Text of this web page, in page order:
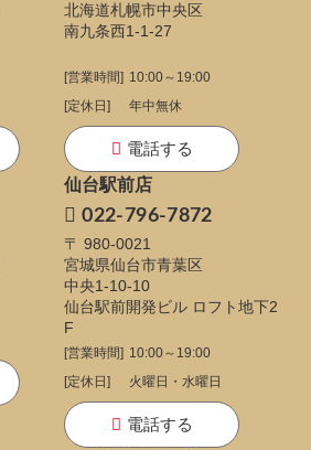
北海道札幌市中央区
南九条西1-1-27
[営業時間] 10:00～19:00
[定休日]
年中無休
電話する
仙台駅前店
022-796-7872
〒 980-0021
宮城県仙台市青葉区
中央1-10-10
仙台駅前開発ビル ロフト地下2
F
[営業時間] 10:00～19:00
[定休日]
火曜日・水曜日
電話する